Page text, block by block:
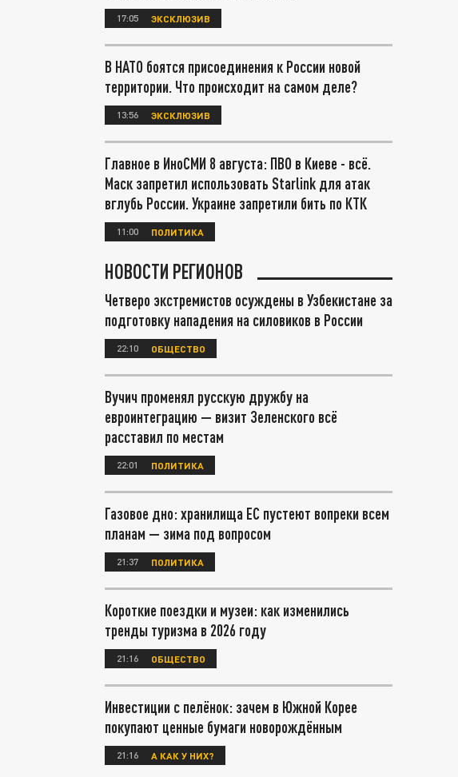
17:05 ЭКСКЛЮЗИВ
В НАТО боятся присоединения к России новой
территории. Что происходит на самом деле?
13:56 ЭКСКЛЮЗИВ
Главное в ИноСМИ 8 августа: ПВО в Киеве - всё.
Маск запретил использовать Starlink для атак
вглубь России. Украине запретили бить по КТК
11:00 ПОЛИТИКА
НОВОСТИ РЕГИОНОВ
Четверо экстремистов осуждены в Узбекистане за
подготовку нападения на силовиков в России
22:10 ОБЩЕСТВО
Вучич променял русскую дружбу на
евроинтеграцию — визит Зеленского всё
расставил по местам
22:01 ПОЛИТИКА
Газовое дно: хранилища ЕС пустеют вопреки всем
планам — зима под вопросом
21:37 ПОЛИТИКА
Короткие поездки и музеи: как изменились
тренды туризма в 2026 году
21:16 ОБЩЕСТВО
Инвестиции с пелёнок: зачем в Южной Корее
покупают ценные бумаги новорождённым
21:16 А КАК У НИХ?